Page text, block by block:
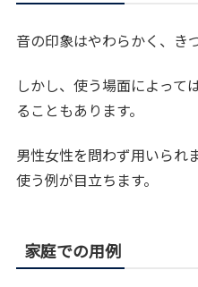
音の印象はやわらかく、き
しかし、使う場面によって
ることもあります。
男性女性を問わず用いられ
使う例が目立ちます。
家庭での用例